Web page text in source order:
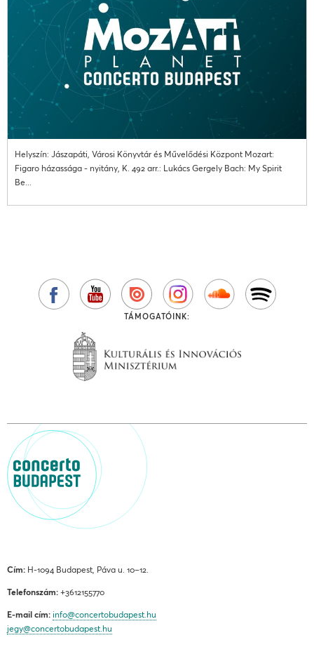
Helyszín: Jászapáti, Városi Könyvtár és Művelődési Központ Mozart:
Figaro házassága - nyitány, K. 492 arr.: Lukács Gergely Bach: My Spirit
Be...
TÁMOGATÓINK:
Cím: H-1094 Budapest, Páva u. 10–12.
Telefonszám: +3612155770
E-mail cím: info@concertobudapest.hu
jegy@concertobudapest.hu